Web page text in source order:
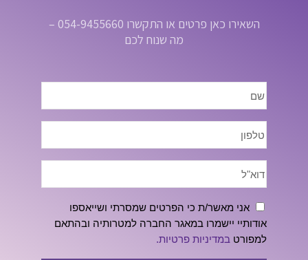
השאירו כאן פרטים או התקשרו 054-9455660 –
מה שנוח לכם
אני מאשר/ת כי הפרטים שמסרתי ושייאספו
אודותיי יישמרו במאגר החברה למטרותיה ובהתאם
למפורט במדיניות פרטיות.